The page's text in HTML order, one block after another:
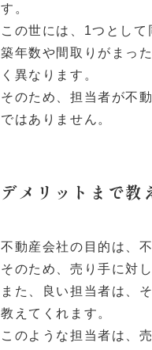
す。
この世には、1つとして
築年数や間取りがまっ
く異なります。
そのため、担当者が不
ではありません。
デメリットまで教
不動産会社の目的は、
そのため、売り手に対
また、良い担当者は、
教えてくれます。
このような担当者は、